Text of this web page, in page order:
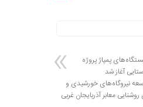
پمپاژ پروژه
نیروگاه‌های خورشیدی و
معابر آذربایجان غربی